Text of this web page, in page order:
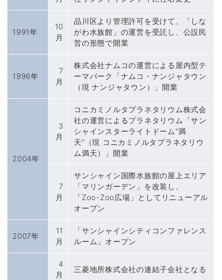
1991年
10
月
品川区より管理許可を受けて、「しな
がわ水族館」の運営を受託し、公設民
営の形態で開業
1996年
7
月
株式会社ナムコの運営による屋内型テ
ーマパーク「ナムコ・ナンジャタウン
（現 ナンジャタウン）」開業
2004年
3
月
コニカミノルタプラネタリウム株式会
社の運営によるプラネタリウム「サン
シャインスターライトドーム“満
天”（現 コニカミノルタプラネタリウ
ム満天）」開業
7
月
サンシャイン国際水族館の屋上エリア
「マリンガーデン」を改装し、
「Zoo-Zoo広場」としてリニューアル
オープン
2007年
11
月
「サンシャインシティコンファレンス
ルーム」オープン
4
月
三菱地所株式会社の連結子会社となる